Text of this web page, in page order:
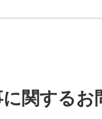
関するお